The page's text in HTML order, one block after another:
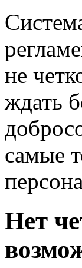
не
ждать
самые
Нет